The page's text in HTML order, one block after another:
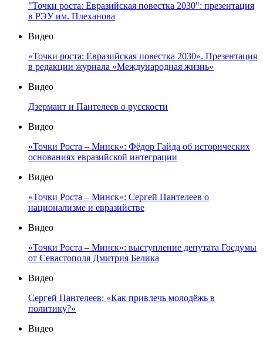
"Точки роста: Евразийская повестка 2030": презентация
в РЭУ им. Плеханова
Видео
«Точки роста: Евразийская повестка 2030». Презентация
в редакции журнала «Международная жизнь»
Видео
Дзермант и Пантелеев о русскости
Видео
«Точки Роста – Минск»: Фёдор Гайда об исторических
основаниях евразийской интеграции
Видео
«Точки Роста – Минск»: Сергей Пантелеев о
национализме и евразийстве
Видео
«Точки Роста – Минск»: выступление депутата Госдумы
от Севастополя Дмитрия Белика
Видео
Сергей Пантелеев: «Как привлечь молодёжь в
политику?»
Видео